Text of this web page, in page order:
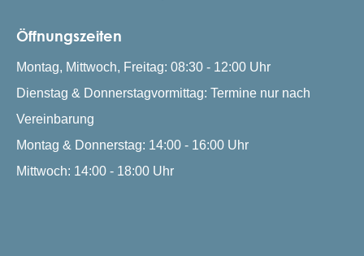
Öffnungszeiten
Montag, Mittwoch, Freitag: 08:30 - 12:00 Uhr
Dienstag & Donnerstagvormittag: Termine nur nach
Vereinbarung
Montag & Donnerstag: 14:00 - 16:00 Uhr
Mittwoch: 14:00 - 18:00 Uhr